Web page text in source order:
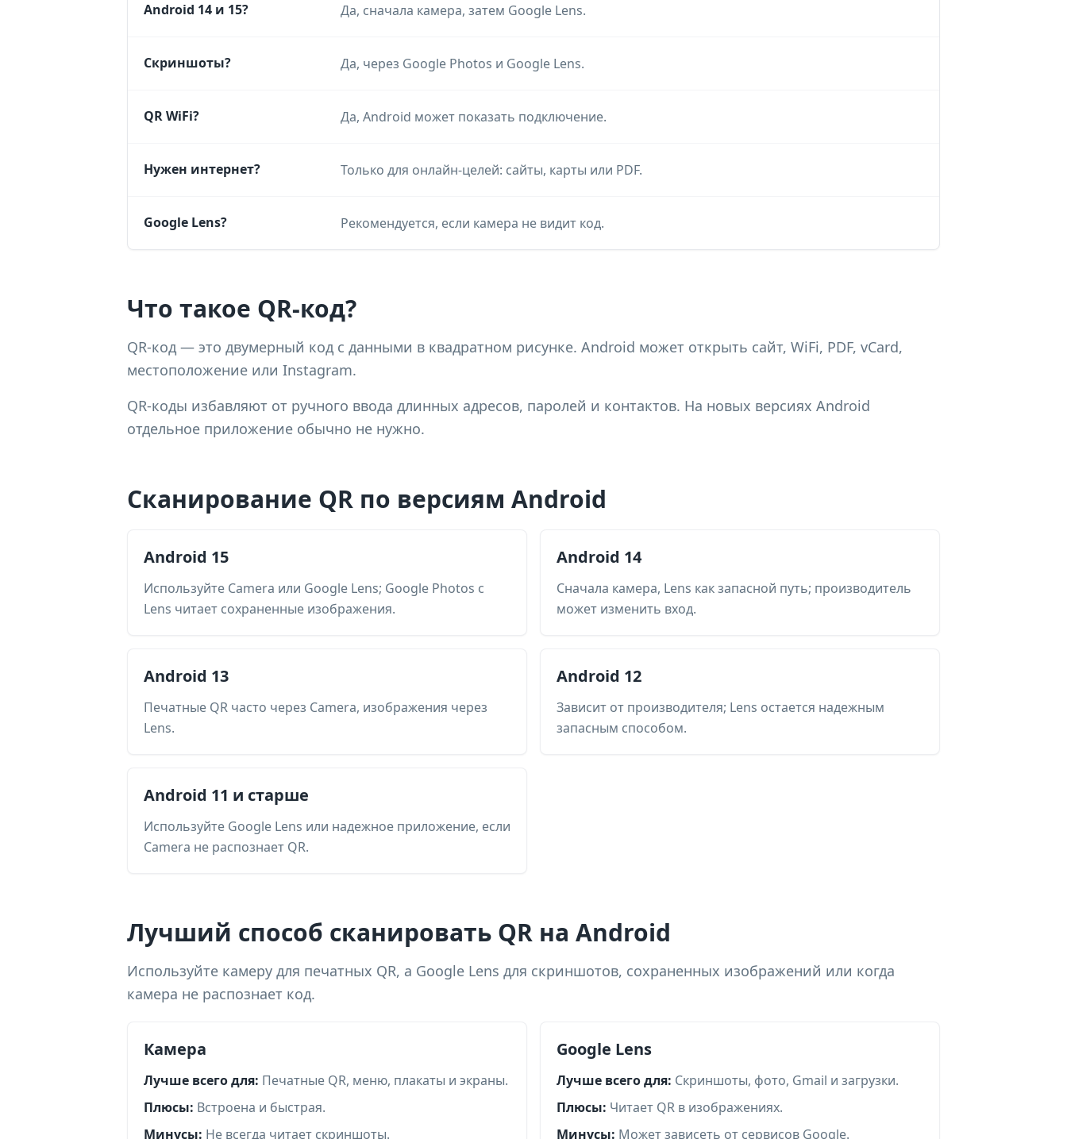
Android 14 и 15? Да, сначала камера, затем Google Lens.
Скриншоты? Да, через Google Photos и Google Lens.
QR WiFi? Да, Android может показать подключение.
Нужен интернет? Только для онлайн-целей: сайты, карты или PDF.
Google Lens? Рекомендуется, если камера не видит код.
Что такое QR-код?
QR-код — это двумерный код с данными в квадратном рисунке. Android может открыть сайт, WiFi, PDF, vCard,
местоположение или Instagram.
QR-коды избавляют от ручного ввода длинных адресов, паролей и контактов. На новых версиях Android
отдельное приложение обычно не нужно.
Сканирование QR по версиям Android
Android 15
Используйте Camera или Google Lens; Google Photos с
Lens читает сохраненные изображения.
Android 14
Сначала камера, Lens как запасной путь; производитель
может изменить вход.
Android 13
Печатные QR часто через Camera, изображения через
Lens.
Android 12
Зависит от производителя; Lens остается надежным
запасным способом.
Android 11 и старше
Используйте Google Lens или надежное приложение, если
Camera не распознает QR.
Лучший способ сканировать QR на Android
Используйте камеру для печатных QR, а Google Lens для скриншотов, сохраненных изображений или когда
камера не распознает код.
Камера
Лучше всего для: Печатные QR, меню, плакаты и экраны.
Плюсы: Встроена и быстрая.
Минусы: Не всегда читает скриншоты.
Google Lens
Лучше всего для: Скриншоты, фото, Gmail и загрузки.
Плюсы: Читает QR в изображениях.
Минусы: Может зависеть от сервисов Google.